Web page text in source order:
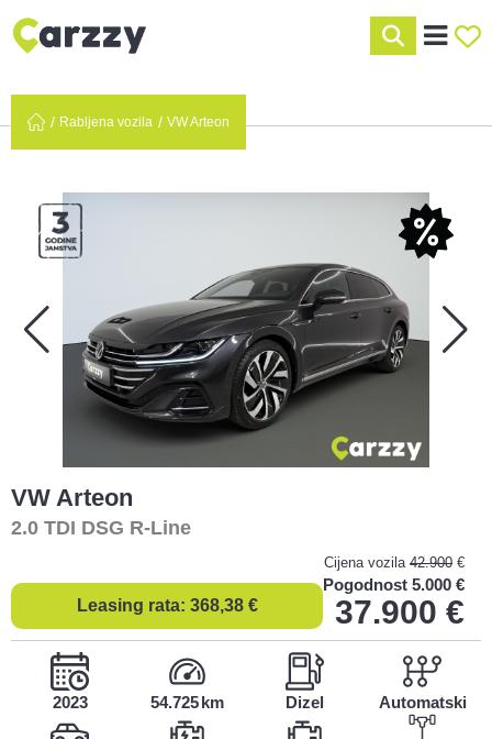
Rabljena vozila VW Arteon
VW Arteon
2.0 TDI DSG R-Line
Leasing rata: 368,38€
Cijena vozila 42.900 €
Pogodnost 5.000 €
37.900 €
2023 54.725 Dizel Automatski